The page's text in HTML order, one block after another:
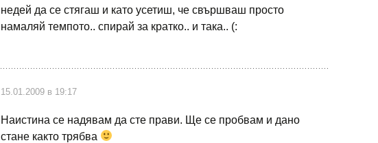
недей да се стягаш и като усетиш, че свършваш просто
намаляй темпото.. спирай за кратко.. и така.. (:
15.01.2009 в 19:17
Наистина се надявам да сте прави. Ще се пробвам и дано
стане както трябва